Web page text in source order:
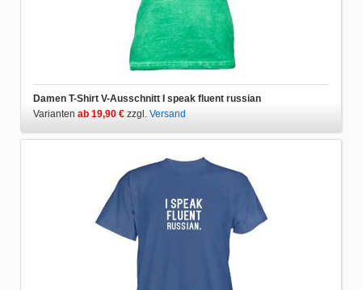
Damen T-Shirt V-Ausschnitt I speak fluent russian
Varianten ab 19,90 € zzgl. Versand